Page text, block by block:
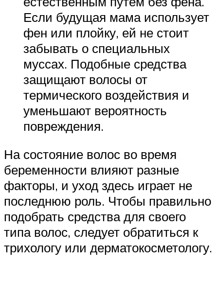
Если будущая мама использует
фен или плойку, ей не стоит
забывать о специальных
муссах. Подобные средства
защищают волосы от
термического воздействия и
уменьшают вероятность
повреждения.
На состояние волос во время
беременности влияют разные
факторы, и уход здесь играет не
последнюю роль. Чтобы правильно
подобрать средства для своего
типа волос, следует обратиться к
трихологу или дерматокосметологу.